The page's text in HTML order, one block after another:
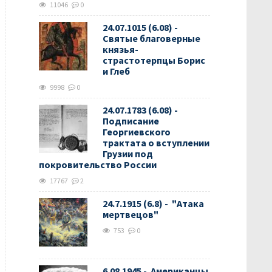
11046 0
24.07.1015 (6.08) -
Святые благоверные
князья-
страстотерпцы Борис
и Глеб
9998 0
24.07.1783 (6.08) -
Подписание
Георгиевского
трактата о вступлении
Грузии под
покровительство России
17767 2
24.7.1915 (6.8) - "Атака
мертвецов"
753 0